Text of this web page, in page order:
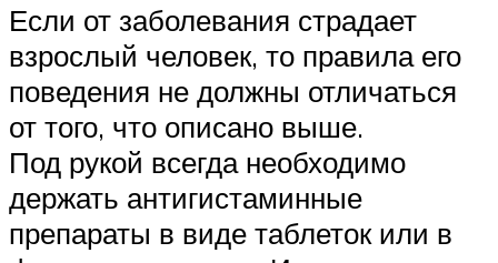
Если от заболевания страдает
взрослый человек, то правила его
поведения не должны отличаться
от того, что описано выше.
Под рукой всегда необходимо
держать антигистаминные
препараты в виде таблеток или в